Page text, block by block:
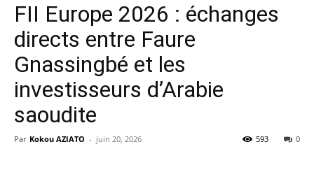
FII Europe 2026 : échanges
directs entre Faure
Gnassingbé et les
investisseurs d’Arabie
saoudite
Par Kokou AZIATO - juin 20, 2026 0
593